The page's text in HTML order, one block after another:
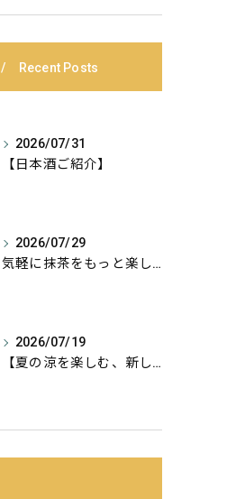
Recent Posts
2026/07/31
【日本酒ご紹介】
2026/07/29
気軽に抹茶をもっと楽しむ、おすすめの飲み方の紹介:
2026/07/19
【夏の涼を楽しむ、新しい抹茶のカタチ】